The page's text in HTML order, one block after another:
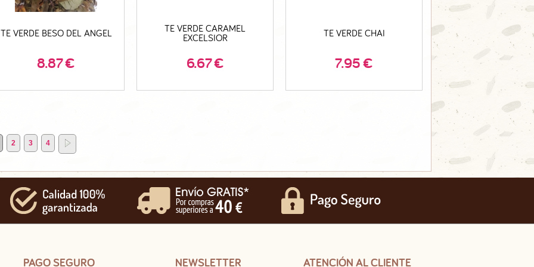
TE VERDE BESO DEL ANGEL
8.87€
TE VERDE CARAMEL
EXCELSIOR
6.67€
TE VERDE CHAI
7.95€
2 3 4
PAGO SEGURO NEWSLETTER ATENCIÓN AL CLIENTE